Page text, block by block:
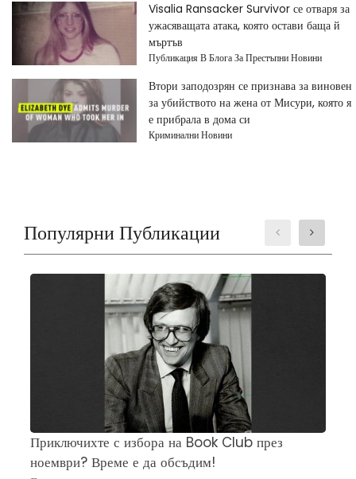
Visalia Ransacker Survivor се отваря за
ужасяващата атака, която остави баща й
мъртъв
Публикация В Блога За Престъпни Новини
Втори заподозрян се признава за виновен
за убийството на жена от Мисури, която я
е прибрала в дома си
Криминални Новини
Популярни Публикации
Приключихте с избора на Book Club през
ноември? Време е да обсъдим!